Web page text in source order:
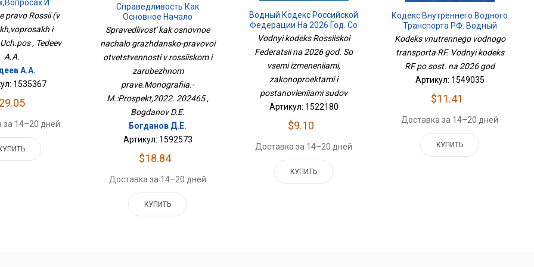
И
pravo Rossii (v
i
, Tedeev
A.A.
А.А.
1535367
за 14–20 дней
Справедливость Как
Основное Начало
Гражданско-Правовой
Российском И Зарубежном
Праве.Монография.-
М.:Проспект,2022. 202465
Spravedlivost' kak osnovnoe
nachalo grazhdansko-pravovoi
otvetstvennosti v rossiiskom i
zarubezhnom
prave.Monografiia.-
M.:Prospekt,2022. 202465 ,
Bogdanov D.E.
Богданов Д.Е.
Артикул: 1592573
$18.84
Доставка за 14–20 дней
КУПИТЬ
Водный Кодекс Российской
Федерации На 2026 Год. Со
Всеми Изменениями,
Законопроектами И
Постановлениями Судов
Vodnyi kodeks Rossiiskoi
Federatsii na 2026 god. So
vsemi izmeneniiami,
zakonoproektami i
postanovleniiami sudov
Артикул: 1522180
$9.10
Доставка за 14–20 дней
КУПИТЬ
Кодекс Внутреннего Водного
Транспорта РФ. Водный
Кодекс РФ По Сост. На 2026
Kodeks vnutrennego vodnogo
transporta RF. Vodnyi kodeks
RF po sost. na 2026 god
Артикул: 1549035
$11.41
Доставка за 14–20 дней
КУПИТЬ